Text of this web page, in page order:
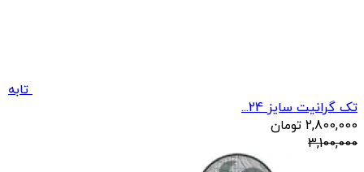
تابه
تک گرانیت سایز 24...
2,800,000 تومان
3,100,000